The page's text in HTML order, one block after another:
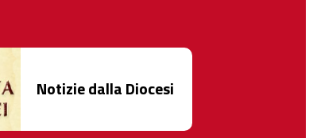
Notizie dalla Diocesi